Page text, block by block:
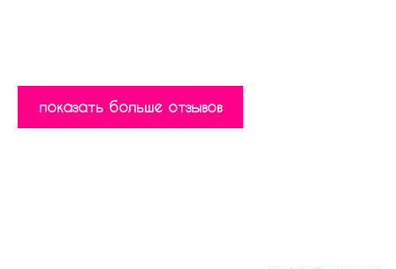
показать больше отзывов